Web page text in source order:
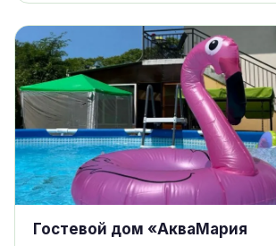
Гостевой дом «АкваМария